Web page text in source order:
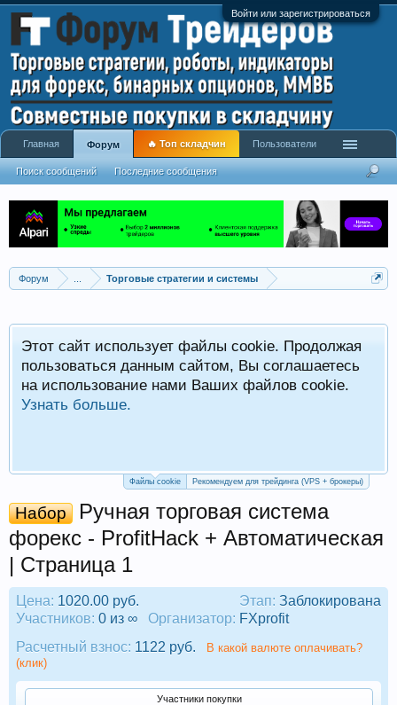
Войти или зарегистрироваться
Форум Торговые стратегии и системы
Этот сайт использует файлы cookie. Продолжая
пользоваться данным сайтом, Вы соглашаетесь
на использование нами Ваших файлов cookie.
Узнать больше.
Файлы cookie Рекомендуем для трейдинга (VPS + брокеры)
Набор
Ручная торговая система
форекс - ProfitHack + Автоматическая
| Страница 1
Этап: Заблокирована
Цена: 1020.00 руб.
Участников: 0 из ∞ Организатор: FXprofit
Расчетный взнос: 1122 руб.
В какой валюте оплачивать?
(клик)
Участники покупки
Главная Форум
Поиск сообщений Последние сообщения
🔥 Топ складчин Пользователи